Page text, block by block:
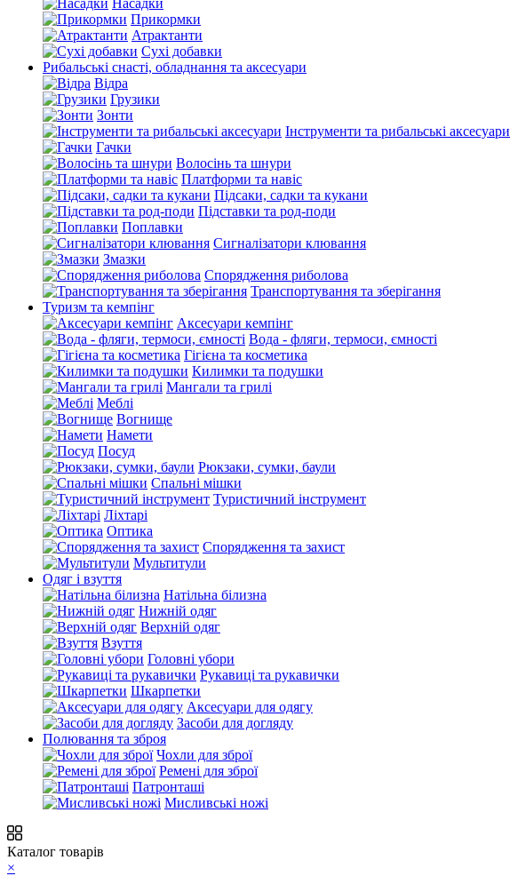
Насадки
Прикормки
Атрактанти
Сухі добавки
Рибальські снасті, обладнання та аксесуари
Відра
Грузики
Зонти
Інструменти та рибальські аксесуари
Гачки
Волосінь та шнури
Платформи та навіс
Підсаки, садки та кукани
Підставки та род-поди
Поплавки
Сигналізатори клювання
Змазки
Спорядження риболова
Транспортування та зберігання
Туризм та кемпінг
Аксесуари кемпінг
Вода - фляги, термоси, ємності
Гігієна та косметика
Килимки та подушки
Мангали та грилі
Меблі
Вогнище
Намети
Посуд
Рюкзаки, сумки, баули
Спальні мішки
Туристичний інструмент
Ліхтарі
Оптика
Спорядження та захист
Мультитули
Одяг і взуття
Натільна білизна
Нижній одяг
Верхній одяг
Взуття
Головні убори
Рукавиці та рукавички
Шкарпетки
Аксесуари для одягу
Засоби для догляду
Полювання та зброя
Чохли для зброї
Ремені для зброї
Патронташі
Мисливські ножі
Каталог товарів
×